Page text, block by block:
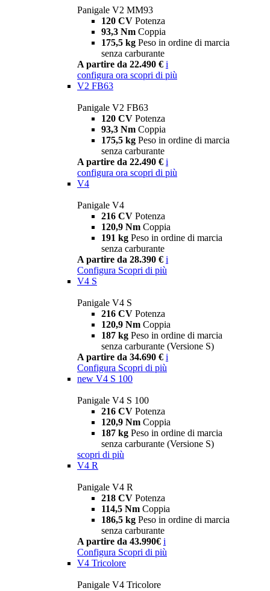
Panigale V2 MM93
120 CV Potenza
93,3 Nm Coppia
175,5 kg Peso in ordine di marcia
senza carburante
A partire da 22.490 € i
configura ora scopri di più
V2 FB63
Panigale V2 FB63
120 CV Potenza
93,3 Nm Coppia
175,5 kg Peso in ordine di marcia
senza carburante
A partire da 22.490 € i
configura ora scopri di più
V4
Panigale V4
216 CV Potenza
120,9 Nm Coppia
191 kg Peso in ordine di marcia
senza carburante
A partire da 28.390 € i
Configura Scopri di più
V4 S
Panigale V4 S
216 CV Potenza
120,9 Nm Coppia
187 kg Peso in ordine di marcia
senza carburante (Versione S)
A partire da 34.690 € i
Configura Scopri di più
new V4 S 100
Panigale V4 S 100
216 CV Potenza
120,9 Nm Coppia
187 kg Peso in ordine di marcia
senza carburante (Versione S)
scopri di più
V4 R
Panigale V4 R
218 CV Potenza
114,5 Nm Coppia
186,5 kg Peso in ordine di marcia
senza carburante
A partire da 43.990€ i
Configura Scopri di più
V4 Tricolore
Panigale V4 Tricolore